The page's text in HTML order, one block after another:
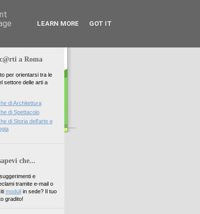
a Roma
per orientarsi tra le
settore delle arti a
di Architettura
di Spettacolo
di Storia dell'arte e
che...
e
tramite e-mail o
moduliin sede? Il tuo
gradito!
LEARN MORE GOT IT